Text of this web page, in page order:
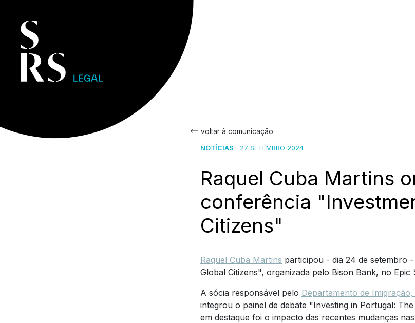
voltar à comunicação
NOTÍCIAS 27 SETEMBRO 2024
Raquel Cuba Martins
conferência
Citizens"
Raquel Cuba Martins participou - dia 24 de setembro
Global Citizens", organizada pelo Bison Bank, no Epic
A sócia responsável pelo Departamento de
integrou o painel de debate "Investing in Portugal:
em destaque foi o impacto das recentes mudanças